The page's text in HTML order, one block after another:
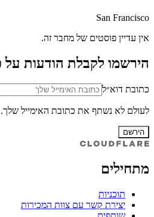
San Francisco
אין עדיין פוסטים של מחבר זה.
הירשמו לקבלת הודעות
כתובת דוא״ל
לעולם לא נשתף את כתובת האימייל שלך.
הירשם
מתחילים
תוכניות
יצירת קשר עם צוות המכירות